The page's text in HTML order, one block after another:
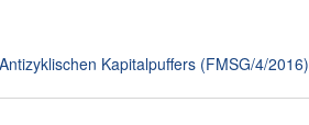
Kapitalpuffers (FMSG/4/2016)